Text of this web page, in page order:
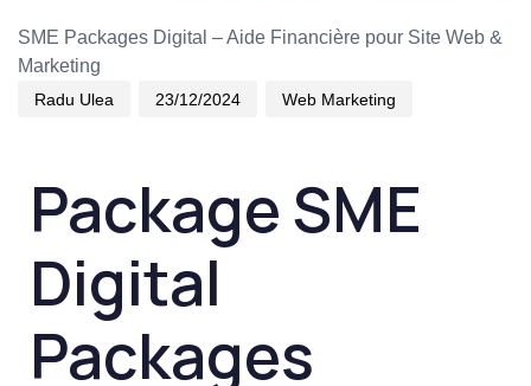
SME Packages Digital – Aide Financière pour Site Web &
Marketing
Radu Ulea
on:
23/12/2024
in:
Web Marketing
Package SME
Digital
Packages